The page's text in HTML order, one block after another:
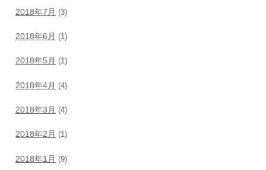
2018年7月 (3)
2018年6月 (1)
2018年5月 (1)
2018年4月 (4)
2018年3月 (4)
2018年2月 (1)
2018年1月 (9)